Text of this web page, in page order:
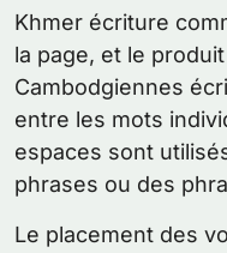
Khmer écriture
la page, et le
Cambodgiennes
entre les mots
espaces sont
phrases ou des
Le placement des